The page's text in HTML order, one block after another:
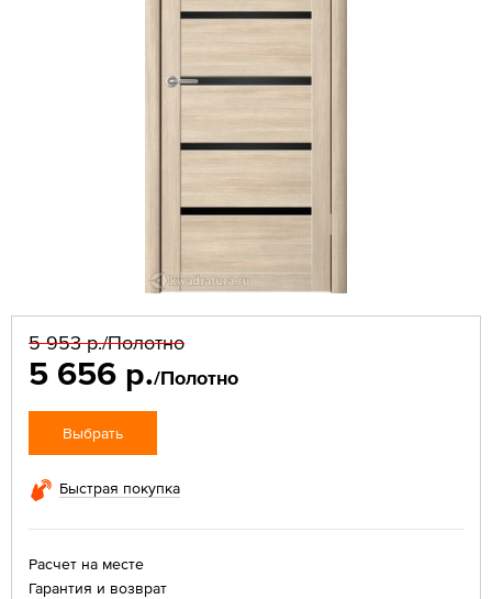
5 953 р./Полотно
5 656 р./Полотно
Выбрать
Быстрая покупка
Расчет на месте
Гарантия и возврат